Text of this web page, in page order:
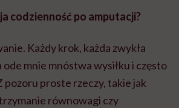
codzienność po amputacji?
Każdy krok, każda zwykła
ode mnie mnóstwa wysiłku i często
pozoru proste rzeczy, takie jak
równowagi czy